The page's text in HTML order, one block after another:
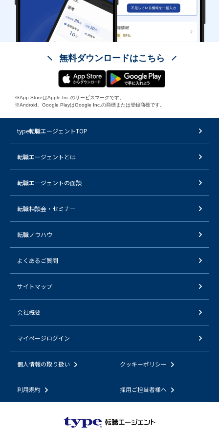
無料ダウンロードはこちら
※App StoreはApple Inc.のサービスマークです。
※Android、Google PlayはGoogle Inc.の商標または登録商標です。
type転職エージェントTOP
転職エージェントとは
転職エージェントの面談
転職相談会・セミナー
転職ノウハウ
よくあるご質問
サイトマップ
会社概要
マイページログイン
個人情報の取り扱い クッキーポリシー
利用規約 採用ご担当者様へ